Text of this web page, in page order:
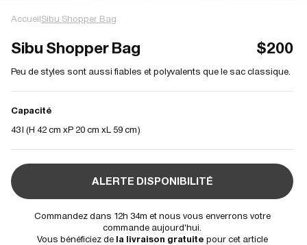
AccueilSibu Shopper Bag
Sibu Shopper Bag $200
Peu de styles sont aussi fiables et polyvalents que le sac classique.
Capacité
43 l (H 42 cm P 20 cm L 59 cm)
ALERTE DISPONIBILITÉ
Commandez dans 12h 34m et nous vous enverrons votre
commande aujourd'hui.
Vous bénéficiez de la livraison gratuite pour cet article